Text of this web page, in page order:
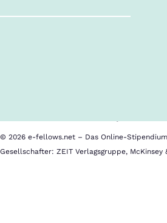
© 2026 e-fellows.net – Das Online-
Gesellschafter: ZEIT Verlagsgruppe, McKinsey